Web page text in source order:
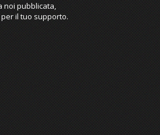
noi pubblicata,
il tuo supporto.